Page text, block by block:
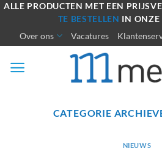
Ga
inhoud
ALLE PRODUCTEN MET EEN
TE BESTELLEN IN ONZE
Over ons Vacatures
CATEGORIE
NIEUWS